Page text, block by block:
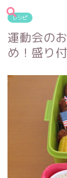
レシピ
運動会の
め！盛り